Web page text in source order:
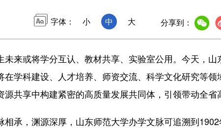
字体： 小 中 大 分享到：
或将学分互认、教材共享、实验室公用。今天，山
学科建设、人才培养、师资交流、科学文化研究等
共享中构建紧密的高质量发展共同体，引领带动全省
承，渊源深厚，山东师范大学办学文脉可追溯到